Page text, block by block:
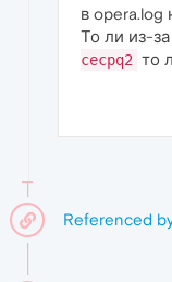
в opera.log
То ли из-за
cecpq2 то
Referenced